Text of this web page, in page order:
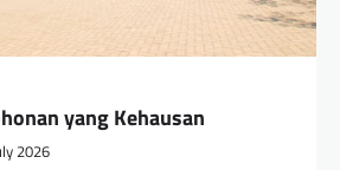
yang Kehausan
2026